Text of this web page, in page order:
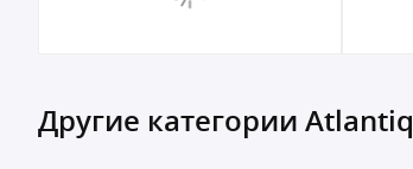
Другие категории Atlantiq